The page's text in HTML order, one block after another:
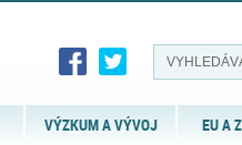
VÝZKUM A VÝVOJ EU A